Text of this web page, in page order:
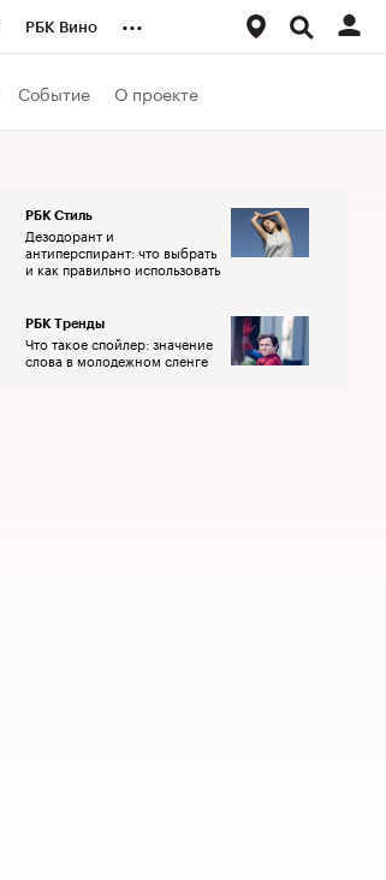
РБК Вино ...
Событие О проекте
РБК Стиль
Дезодорант и
антиперспирант: что выбрать
и как правильно использовать
РБК Тренды
Что такое спойлер: значение
слова в молодежном сленге